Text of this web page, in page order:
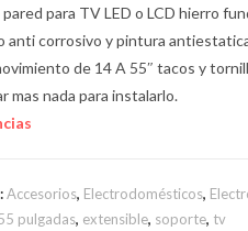
para TV LED o LCD hierro
anti corrosivo y pintura
de 14 A 55″ tacos y
mas nada para instalarlo.
Accesorios, Electrodomésticos,
pulgadas, extensible, soporte, tv